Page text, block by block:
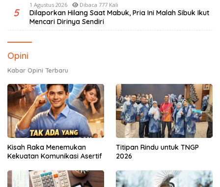
5
1 Agustus 2026 Dibaca 777 Kali
Dilaporkan Hilang Saat Mabuk, Pria Ini Malah Sibuk Ikut
Mencari Dirinya Sendiri
Opini
Kabar Opini Terbaru
Kisah Raka Menemukan
Kekuatan Komunikasi Asertif
Titipan Rindu untuk TNGP
2026